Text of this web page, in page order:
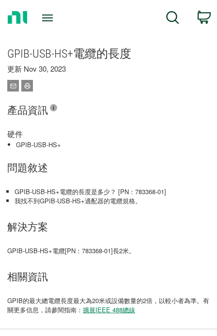
Search
GPIB-USB-HS+電纜的長度
更新 Nov 30, 2023
產品資訊
硬件
GPIB-USB-HS+
問題敘述
GPIB-USB-HS+電纜的長度是多少？ [PN：783368-01]
我找不到GPIB-USB-HS+適配器的電纜規格。
解決方案
GPIB-USB-HS+電纜[PN：783368-01]長2米。
相關資訊
GPIB的最大總電纜長度最大為20米或設備數量的2倍，以較小者為準。有
關更多信息，請參閱指南： 擴展IEEE 488總線